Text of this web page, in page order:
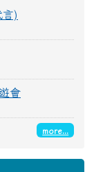
校慶宣傳片第
more...